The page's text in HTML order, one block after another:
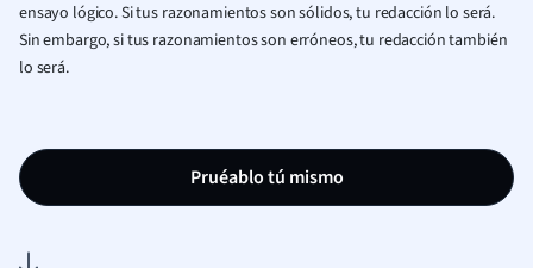
ensayo lógico. Si tus razonamientos son sólidos, tu redacción lo será.
Sin embargo, si tus razonamientos son erróneos, tu redacción también
lo será.
Pruéablo tú mismo